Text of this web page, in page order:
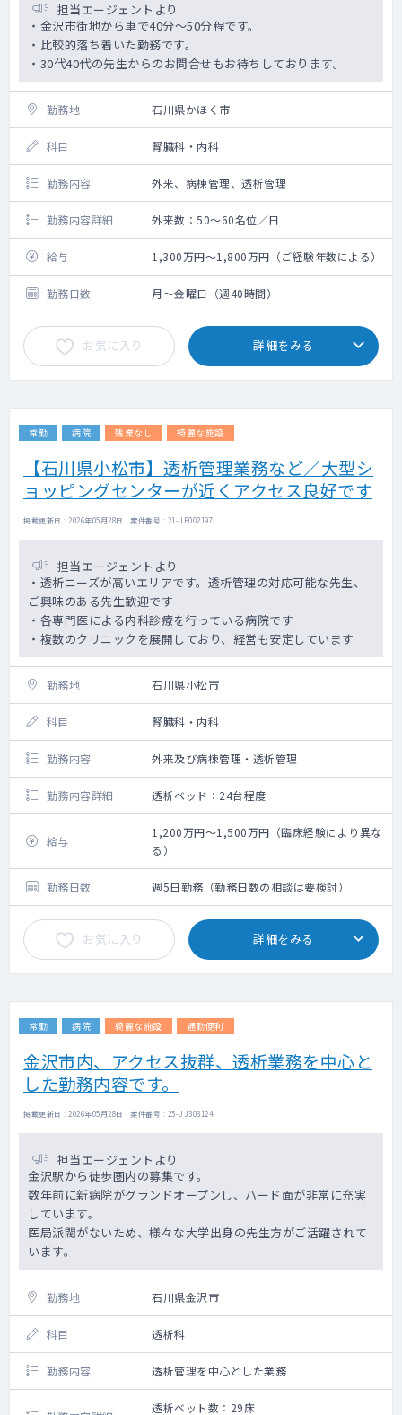
担当エージェントより
・金沢市街地から車で40分～50分程です。
・比較的落ち着いた勤務です。
・30代40代の先生からのお問合せもお待ちしております。
勤務地 石川県かほく市
科目 腎臓科・内科
勤務内容 外来、病棟管理、透析管理
勤務内容詳細 外来数：50～60名位／日
給与 1,300万円～1,800万円（ご経験年数による）
勤務日数 月～金曜日（週40時間）
お気に入り 詳細をみる
常勤 病院 残業なし 綺麗な施設
【石川県小松市】透析管理業務など／大型シ
ョッピングセンターが近くアクセス良好です
掲載更新日 : 2026年05月28日 案件番号 : 21-JE002197
担当エージェントより
・透析ニーズが高いエリアです。透析管理の対応可能な先生、
ご興味のある先生歓迎です
・各専門医による内科診療を行っている病院です
・複数のクリニックを展開しており、経営も安定しています
勤務地 石川県小松市
科目 腎臓科・内科
勤務内容 外来及び病棟管理・透析管理
勤務内容詳細 透析ベッド：24台程度
給与
1,200万円～1,500万円（臨床経験により異な
る）
勤務日数 週5日勤務（勤務日数の相談は要検討）
お気に入り 詳細をみる
常勤 病院 綺麗な施設 通勤便利
金沢市内、アクセス抜群、透析業務を中心と
した勤務内容です。
掲載更新日 : 2026年05月28日 案件番号 : 25-JJ303124
担当エージェントより
金沢駅から徒歩圏内の募集です。
数年前に新病院がグランドオープンし、ハード面が非常に充実
しています。
医局派閥がないため、様々な大学出身の先生方がご活躍されて
います。
勤務地 石川県金沢市
科目 透析科
勤務内容 透析管理を中心とした業務
透析ベット数：29床